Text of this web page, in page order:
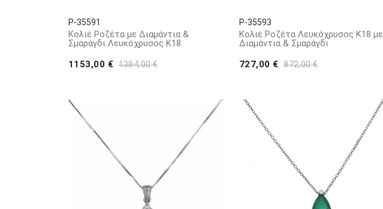
P-35591
Κολιέ Ροζέτα με Διαμάντια &
Σμαράγδι Λευκόχρυσος Κ18
1153,00 € 1384,00 €
P-35593
Κολιέ Ροζέτα Λευκόχρυσος Κ18 με
Διαμάντια & Σμαράγδι
727,00 € 872,00 €